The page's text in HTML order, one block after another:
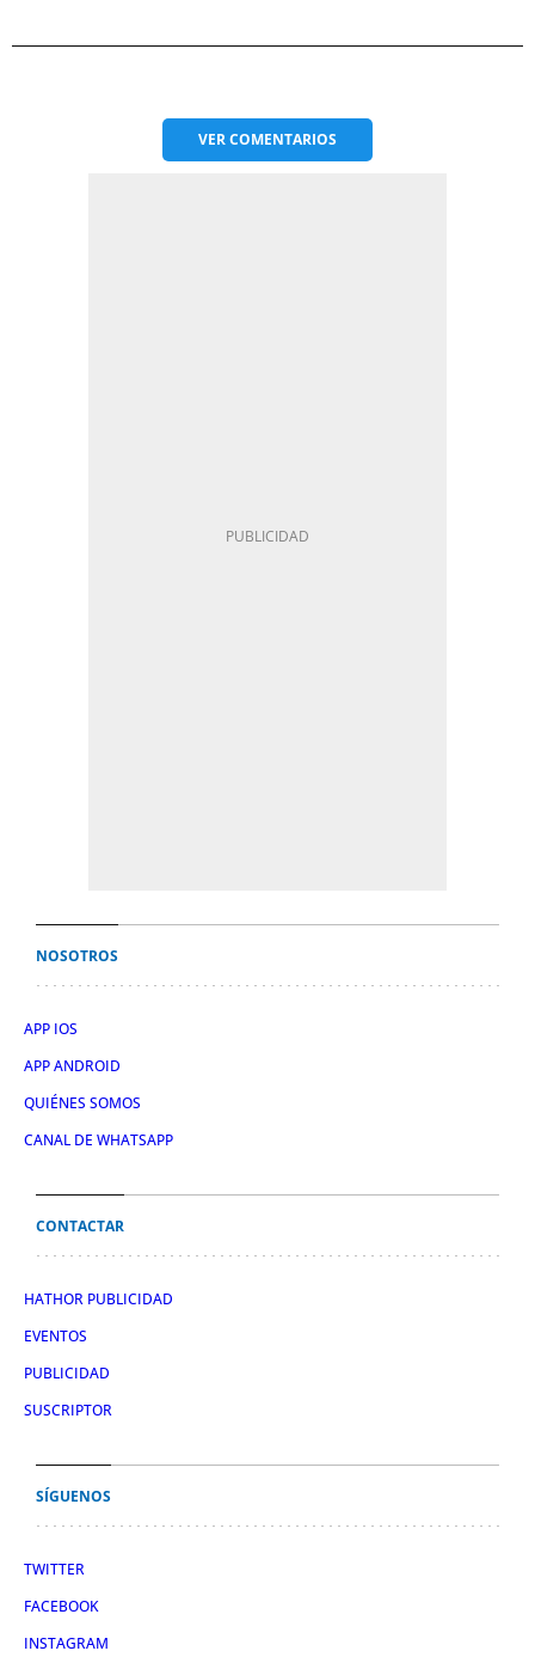
VERCOMENTARIOS
NOSOTROS
APP IOS
APP ANDROID
QUIÉNES SOMOS
CANAL DE WHATSAPP
CONTACTAR
HATHOR PUBLICIDAD
EVENTOS
PUBLICIDAD
SUSCRIPTOR
SÍGUENOS
TWITTER
FACEBOOK
INSTAGRAM